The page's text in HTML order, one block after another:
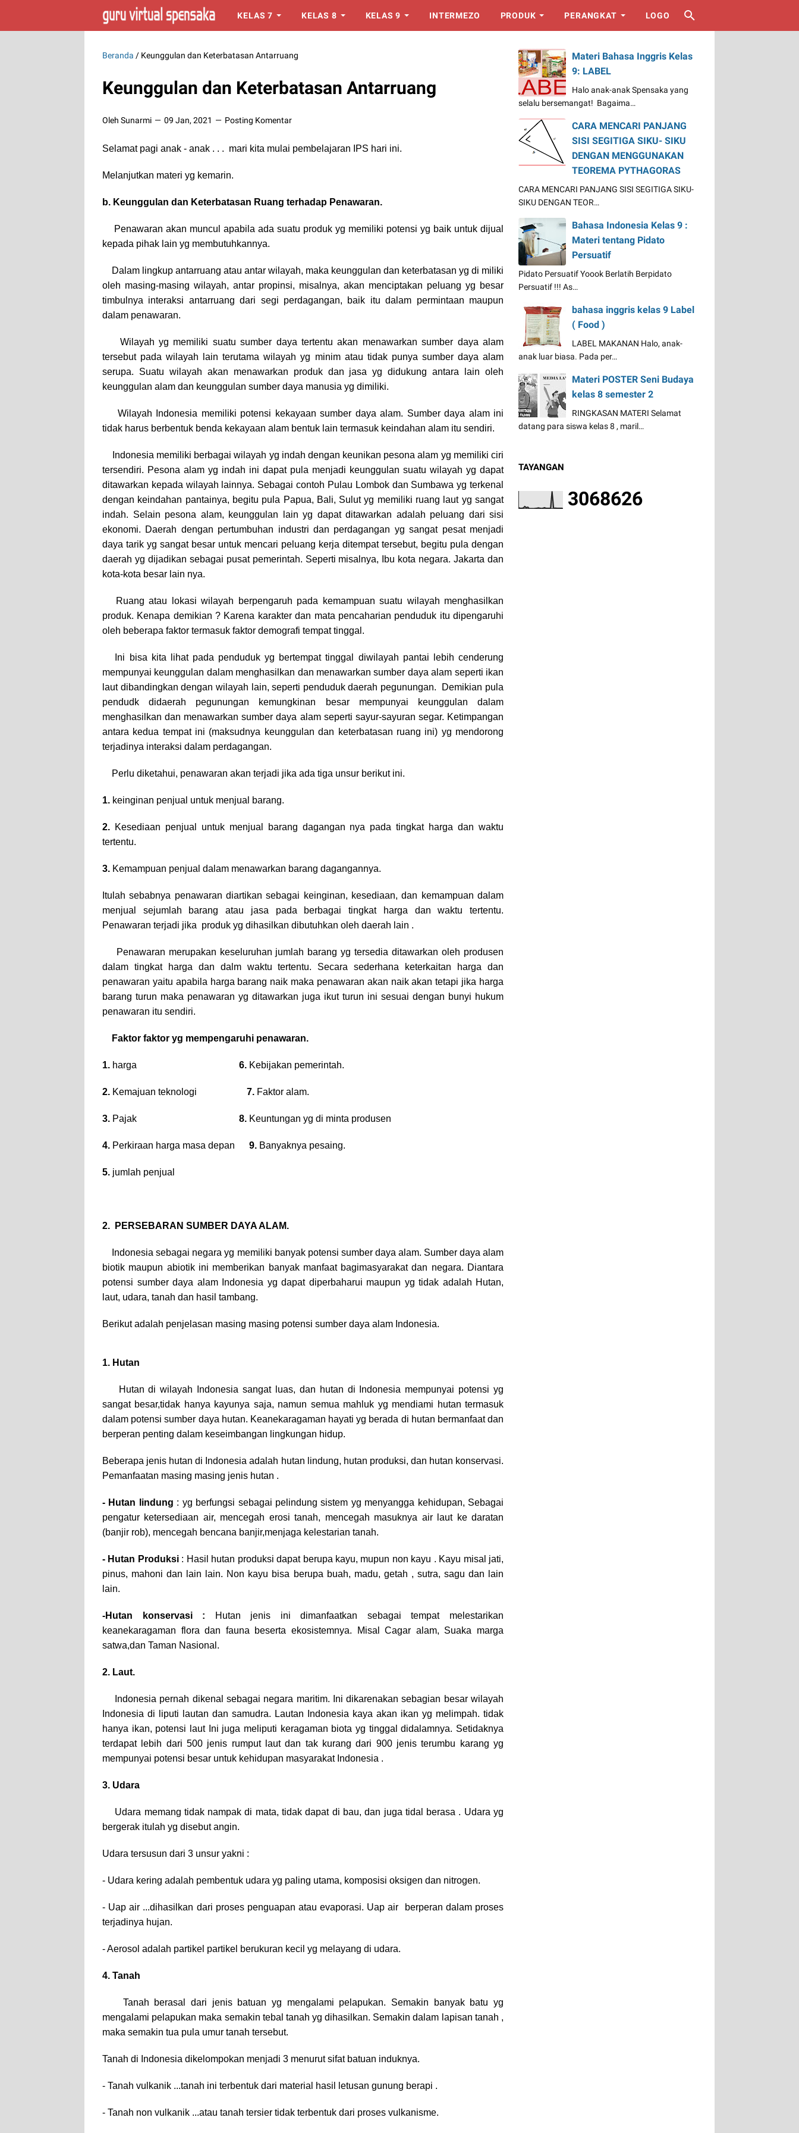
KELAS 7 KELAS 8 KELAS 9 INTERMEZO PRODUK PERANGKAT LOGO
Beranda / Keunggulan dan Keterbatasan Antarruang
Keunggulan dan Keterbatasan Antarruang
Oleh Sunarmi 09 Jan, 2021 Posting Komentar
Selamat pagi anak - anak . . . mari kita mulai pembelajaran IPS hari ini.
Melanjutkan materi yg kemarin.
b. Keunggulan dan Keterbatasan Ruang terhadap Penawaran.
Penawaran akan muncul apabila ada suatu produk yg memiliki potensi yg baik untuk dijual
kepada pihak lain yg membutuhkannya.
Dalam lingkup antarruang atau antar wilayah, maka keunggulan dan keterbatasan yg di miliki
oleh masing-masing wilayah, antar propinsi, misalnya, akan menciptakan peluang yg besar
timbulnya interaksi antarruang dari segi perdagangan, baik itu dalam permintaan maupun
dalam penawaran.
Wilayah yg memiliki suatu sumber daya tertentu akan menawarkan sumber daya alam
tersebut pada wilayah lain terutama wilayah yg minim atau tidak punya sumber daya alam
serupa. Suatu wilayah akan menawarkan produk dan jasa yg didukung antara lain oleh
keunggulan alam dan keunggulan sumber daya manusia yg dimiliki.
Wilayah Indonesia memiliki potensi kekayaan sumber daya alam. Sumber daya alam ini
tidak harus berbentuk benda kekayaan alam bentuk lain termasuk keindahan alam itu sendiri.
Indonesia memiliki berbagai wilayah yg indah dengan keunikan pesona alam yg memiliki ciri
tersendiri. Pesona alam yg indah ini dapat pula menjadi keunggulan suatu wilayah yg dapat
ditawarkan kepada wilayah lainnya. Sebagai contoh Pulau Lombok dan Sumbawa yg terkenal
dengan keindahan pantainya, begitu pula Papua, Bali, Sulut yg memiliki ruang laut yg sangat
indah. Selain pesona alam, keunggulan lain yg dapat ditawarkan adalah peluang dari sisi
ekonomi. Daerah dengan pertumbuhan industri dan perdagangan yg sangat pesat menjadi
daya tarik yg sangat besar untuk mencari peluang kerja ditempat tersebut, begitu pula dengan
daerah yg dijadikan sebagai pusat pemerintah. Seperti misalnya, Ibu kota negara. Jakarta dan
kota-kota besar lain nya.
Ruang atau lokasi wilayah berpengaruh pada kemampuan suatu wilayah menghasilkan
produk. Kenapa demikian ? Karena karakter dan mata pencaharian penduduk itu dipengaruhi
oleh beberapa faktor termasuk faktor demografi tempat tinggal.
Ini bisa kita lihat pada penduduk yg bertempat tinggal diwilayah pantai lebih cenderung
mempunyai keunggulan dalam menghasilkan dan menawarkan sumber daya alam seperti ikan
laut dibandingkan dengan wilayah lain, seperti penduduk daerah pegunungan. Demikian pula
pendudk didaerah pegunungan kemungkinan besar mempunyai keunggulan dalam
menghasilkan dan menawarkan sumber daya alam seperti sayur-sayuran segar. Ketimpangan
antara kedua tempat ini (maksudnya keunggulan dan keterbatasan ruang ini) yg mendorong
terjadinya interaksi dalam perdagangan.
Perlu diketahui, penawaran akan terjadi jika ada tiga unsur berikut ini.
1. keinginan penjual untuk menjual barang.
2. Kesediaan penjual untuk menjual barang dagangan nya pada tingkat harga dan waktu
tertentu.
3. Kemampuan penjual dalam menawarkan barang dagangannya.
Itulah sebabnya penawaran diartikan sebagai keinginan, kesediaan, dan kemampuan dalam
menjual sejumlah barang atau jasa pada berbagai tingkat harga dan waktu tertentu.
Penawaran terjadi jika produk yg dihasilkan dibutuhkan oleh daerah lain .
Penawaran merupakan keseluruhan jumlah barang yg tersedia ditawarkan oleh produsen
dalam tingkat harga dan dalm waktu tertentu. Secara sederhana keterkaitan harga dan
penawaran yaitu apabila harga barang naik maka penawaran akan naik akan tetapi jika harga
barang turun maka penawaran yg ditawarkan juga ikut turun ini sesuai dengan bunyi hukum
penawaran itu sendiri.
Faktor faktor yg mempengaruhi penawaran.
1. harga 6. Kebijakan pemerintah.
2. Kemajuan teknologi 7. Faktor alam.
3. Pajak 8. Keuntungan yg di minta produsen
4. Perkiraan harga masa depan 9. Banyaknya pesaing.
5. jumlah penjual
2. PERSEBARAN SUMBER DAYA ALAM.
Indonesia sebagai negara yg memiliki banyak potensi sumber daya alam. Sumber daya alam
biotik maupun abiotik ini memberikan banyak manfaat bagimasyarakat dan negara. Diantara
potensi sumber daya alam Indonesia yg dapat diperbaharui maupun yg tidak adalah Hutan,
laut, udara, tanah dan hasil tambang.
Berikut adalah penjelasan masing masing potensi sumber daya alam Indonesia.
1. Hutan
Hutan di wilayah Indonesia sangat luas, dan hutan di Indonesia mempunyai potensi yg
sangat besar,tidak hanya kayunya saja, namun semua mahluk yg mendiami hutan termasuk
dalam potensi sumber daya hutan. Keanekaragaman hayati yg berada di hutan bermanfaat dan
berperan penting dalam keseimbangan lingkungan hidup.
Beberapa jenis hutan di Indonesia adalah hutan lindung, hutan produksi, dan hutan konservasi.
Pemanfaatan masing masing jenis hutan .
- Hutan lindung : yg berfungsi sebagai pelindung sistem yg menyangga kehidupan, Sebagai
pengatur ketersediaan air, mencegah erosi tanah, mencegah masuknya air laut ke daratan
(banjir rob), mencegah bencana banjir,menjaga kelestarian tanah.
- Hutan Produksi: Hasil hutan produksi dapat berupa kayu, mupun non kayu . Kayu misal jati,
pinus, mahoni dan lain lain. Non kayu bisa berupa buah, madu, getah , sutra, sagu dan lain
lain.
-Hutan konservasi :
Hutan jenis ini dimanfaatkan sebagai tempat melestarikan
keanekaragaman flora dan fauna beserta ekosistemnya. Misal Cagar alam, Suaka marga
satwa,dan Taman Nasional.
2. Laut.
Indonesia pernah dikenal sebagai negara maritim. Ini dikarenakan sebagian besar wilayah
Indonesia di liputi lautan dan samudra. Lautan Indonesia kaya akan ikan yg melimpah. tidak
hanya ikan, potensi laut Ini juga meliputi keragaman biota yg tinggal didalamnya. Setidaknya
terdapat lebih dari 500 jenis rumput laut dan tak kurang dari 900 jenis terumbu karang yg
mempunyai potensi besar untuk kehidupan masyarakat Indonesia .
3. Udara
Udara memang tidak nampak di mata, tidak dapat di bau, dan juga tidal berasa . Udara yg
bergerak itulah yg disebut angin.
Udara tersusun dari 3 unsur yakni :
- Udara kering adalah pembentuk udara yg paling utama, komposisi oksigen dan nitrogen.
- Uap air ...dihasilkan dari proses penguapan atau evaporasi. Uap air berperan dalam proses
terjadinya hujan.
- Aerosol adalah partikel partikel berukuran kecil yg melayang di udara.
4. Tanah
Tanah berasal dari jenis batuan yg mengalami pelapukan. Semakin banyak batu yg
mengalami pelapukan maka semakin tebal tanah yg dihasilkan. Semakin dalam lapisan tanah ,
maka semakin tua pula umur tanah tersebut.
Tanah di Indonesia dikelompokan menjadi 3 menurut sifat batuan induknya.
- Tanah vulkanik ...tanah ini terbentuk dari material hasil letusan gunung berapi .
- Tanah non vulkanik ...atau tanah tersier tidak terbentuk dari proses vulkanisme.
Materi Bahasa Inggris Kelas
9: LABEL
Halo anak-anak Spensaka yang
selalu bersemangat! Bagaima…
CARA MENCARI PANJANG
SISI SEGITIGA SIKU- SIKU
DENGAN MENGGUNAKAN
TEOREMA PYTHAGORAS
CARA MENCARI PANJANG SISI SEGITIGA SIKU-
SIKU DENGAN TEOR…
Bahasa Indonesia Kelas 9 :
Materi tentang Pidato
Persuatif
Pidato Persuatif Yoook Berlatih Berpidato
Persuatif !!! As…
bahasa inggris kelas 9 Label
( Food )
LABEL MAKANAN Halo, anak-
anak luar biasa. Pada per…
Materi POSTER Seni Budaya
kelas 8 semester 2
RINGKASAN MATERI Selamat
datang para siswa kelas 8 , maril…
TAYANGAN
3068626